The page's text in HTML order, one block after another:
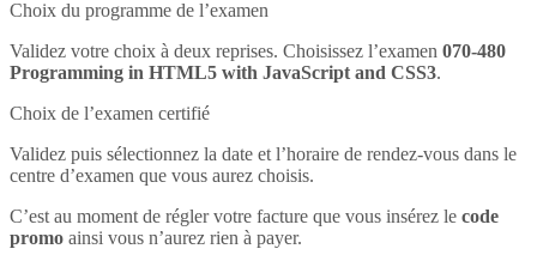
Choix du programme de l’examen
Validez votre choix à deux reprises. Choisissez l’examen 070-480
Programming in HTML5 with JavaScript and CSS3.
Choix de l’examen certifié
Validez puis sélectionnez la date et l’horaire de rendez-vous dans le
centre d’examen que vous aurez choisis.
C’est au moment de régler votre facture que vous insérez le code
promo ainsi vous n’aurez rien à payer.